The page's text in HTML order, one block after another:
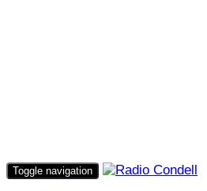
Toggle navigation